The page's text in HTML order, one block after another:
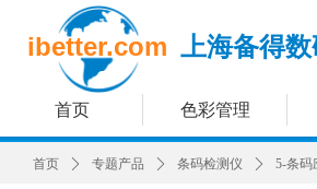
首页 色彩管理
ibetter.com 上海备得
首页 ꄲ 专题产品 ꄲ 条码检测仪 ꄲ 5-条码